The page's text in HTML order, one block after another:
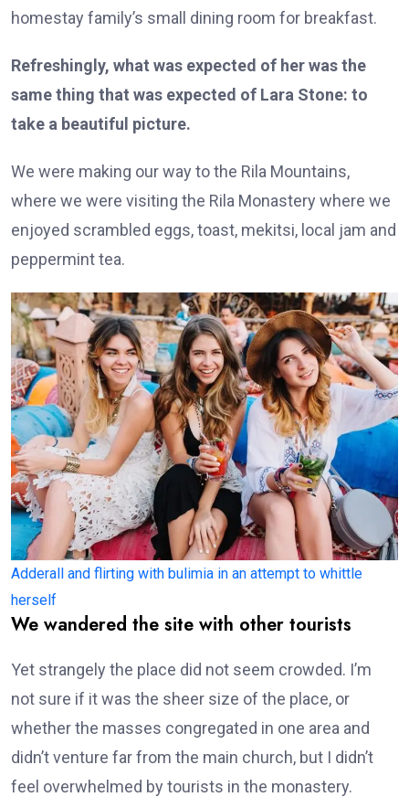
homestay family’s small dining room for breakfast.
Refreshingly, what was expected of her was the
same thing that was expected of Lara Stone: to
take a beautiful picture.
We were making our way to the Rila Mountains,
where we were visiting the Rila Monastery where we
enjoyed scrambled eggs, toast, mekitsi, local jam and
peppermint tea.
Adderall and flirting with bulimia in an attempt to whittle
herself
We wandered the site with other tourists
Yet strangely the place did not seem crowded. I’m
not sure if it was the sheer size of the place, or
whether the masses congregated in one area and
didn’t venture far from the main church, but I didn’t
feel overwhelmed by tourists in the monastery.